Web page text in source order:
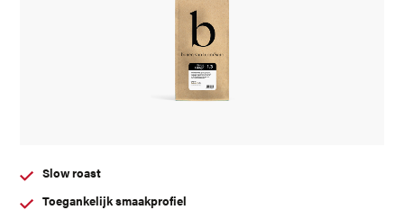
Slow roast
Toegankelijk smaakprofiel